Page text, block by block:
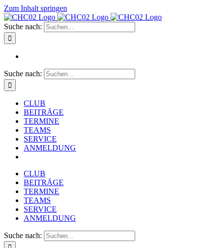
Zum Inhalt springen
Suche nach:
Suche nach:
CLUB
BEITRÄGE
TERMINE
TEAMS
SERVICE
ANMELDUNG
CLUB
BEITRÄGE
TERMINE
TEAMS
SERVICE
ANMELDUNG
Suche nach: